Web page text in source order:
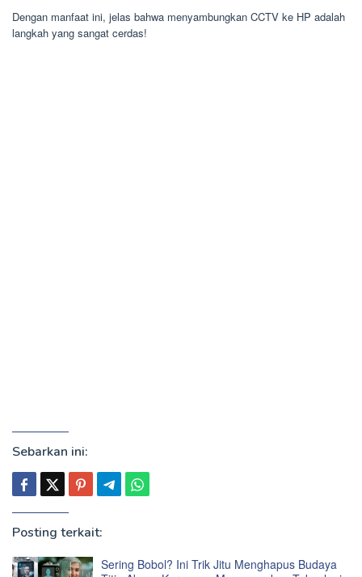
Dengan manfaat ini, jelas bahwa menyambungkan CCTV ke HP adalah
langkah yang sangat cerdas!
Sebarkan ini:
Posting terkait:
Sering Bobol? Ini Trik Jitu Menghapus Budaya